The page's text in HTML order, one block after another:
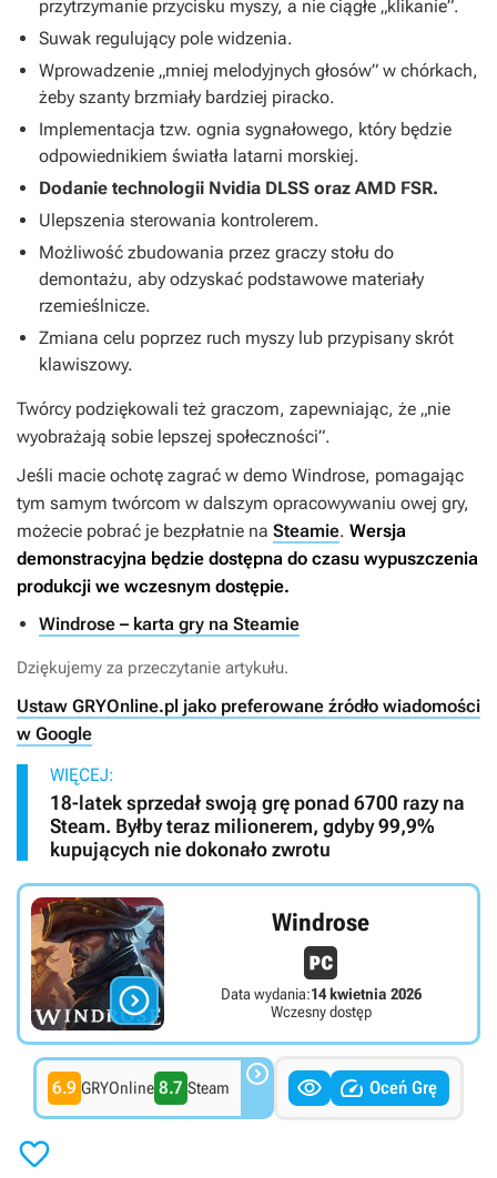
przytrzymanie przycisku myszy, a nie ciągłe „klikanie”.
Suwak regulujący pole widzenia.
Wprowadzenie „mniej melodyjnych głosów” w chórkach,
żeby szanty brzmiały bardziej piracko.
Implementacja tzw. ognia sygnałowego, który będzie
odpowiednikiem światła latarni morskiej.
Dodanie technologii Nvidia DLSS oraz AMD FSR.
Ulepszenia sterowania kontrolerem.
Możliwość zbudowania przez graczy stołu do
demontażu, aby odzyskać podstawowe materiały
rzemieślnicze.
Zmiana celu poprzez ruch myszy lub przypisany skrót
klawiszowy.
Twórcy podziękowali też graczom, zapewniając, że „nie
wyobrażają sobie lepszej społeczności”.
Jeśli macie ochotę zagrać w demo Windrose, pomagając
tym samym twórcom w dalszym opracowywaniu owej gry,
możecie pobrać je bezpłatnie na Steamie. Wersja
demonstracyjna będzie dostępna do czasu wypuszczenia
produkcji we wczesnym dostępie.
Windrose – karta gry na Steamie
Dziękujemy za przeczytanie artykułu.
Ustaw GRYOnline.pl jako preferowane źródło wiadomości
w Google
WIĘCEJ:
18-latek sprzedał swoją grę ponad 6700 razy na
Steam. Byłby teraz milionerem, gdyby 99,9%
kupujących nie dokonało zwrotu

Windrose
Data wydania:14 kwietnia 2026
Wczesny dostęp
6.9 GRYOnline 8.7 Steam    Oceń Grę
